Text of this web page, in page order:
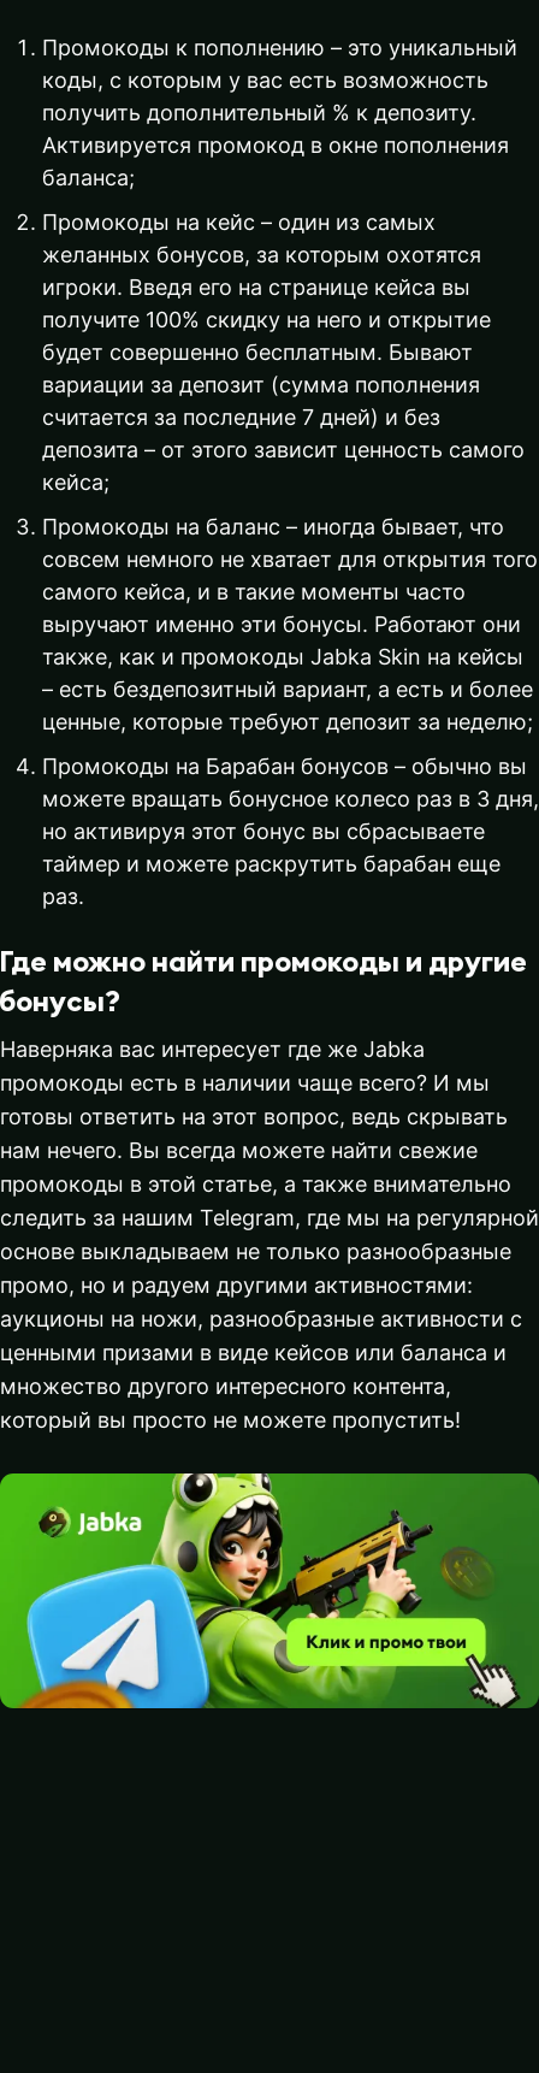
Промокоды к пополнению – это уникальный
коды, с которым у вас есть возможность
получить дополнительный % к депозиту.
Активируется промокод в окне пополнения
баланса;
Промокоды на кейс – один из самых
желанных бонусов, за которым охотятся
игроки. Введя его на странице кейса вы
получите 100% скидку на него и открытие
будет совершенно бесплатным. Бывают
вариации за депозит (сумма пополнения
считается за последние 7 дней) и без
депозита – от этого зависит ценность самого
кейса;
Промокоды на баланс – иногда бывает, что
совсем немного не хватает для открытия того
самого кейса, и в такие моменты часто
выручают именно эти бонусы. Работают они
также, как и промокоды Jabka Skin на кейсы
– есть бездепозитный вариант, а есть и более
ценные, которые требуют депозит за неделю;
Промокоды на Барабан бонусов – обычно вы
можете вращать бонусное колесо раз в 3 дня,
но активируя этот бонус вы сбрасываете
таймер и можете раскрутить барабан еще
раз.
Где можно найти промокоды и другие
бонусы?
Наверняка вас интересует где же Jabka
промокоды есть в наличии чаще всего? И мы
готовы ответить на этот вопрос, ведь скрывать
нам нечего. Вы всегда можете найти свежие
промокоды в этой статье, а также внимательно
следить за нашим Telegram, где мы на регулярной
основе выкладываем не только разнообразные
промо, но и радуем другими активностями:
аукционы на ножи, разнообразные активности с
ценными призами в виде кейсов или баланса и
множество другого интересного контента,
который вы просто не можете пропустить!